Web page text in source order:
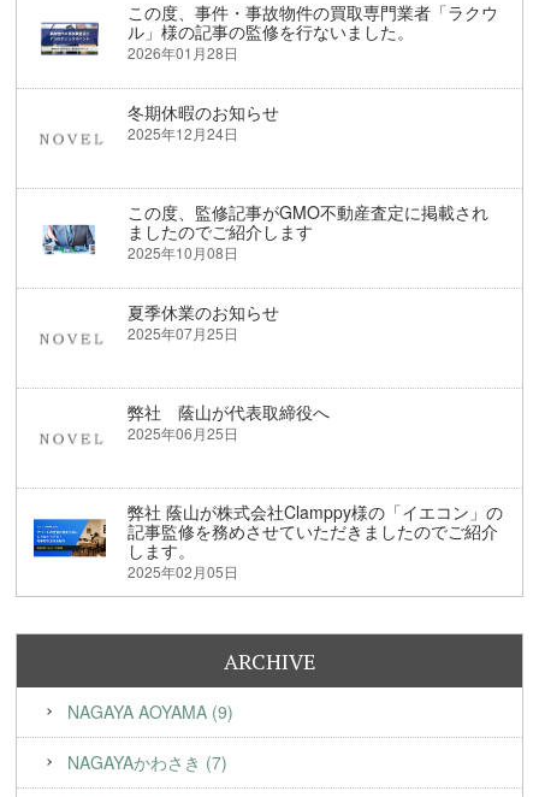
この度、事件・事故物件の買取専門業者「ラクウ
ル」様の記事の監修を行ないました。
2026年01月28日
冬期休暇のお知らせ
2025年12月24日
この度、監修記事がGMO不動産査定に掲載され
ましたのでご紹介します
2025年10月08日
夏季休業のお知らせ
2025年07月25日
弊社 蔭山が代表取締役へ
2025年06月25日
弊社 蔭山が株式会社Clamppy様の「イエコン」の
記事監修を務めさせていただきましたのでご紹介
します。
2025年02月05日
ARCHIVE
NAGAYA AOYAMA (9)
NAGAYAかわさき (7)